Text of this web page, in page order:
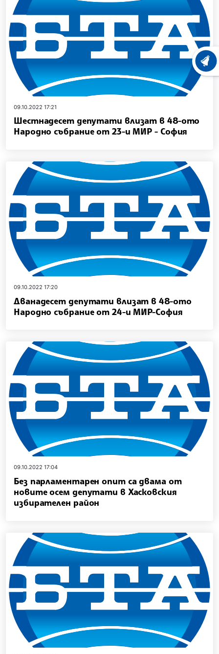
09.10.2022 17:21
Шестнадесет депутати влизат в 48-ото
Народно събрание от 23-и МИР - София
09.10.2022 17:20
Дванадесет депутати влизат в 48-ото
Народно събрание от 24-и МИР-София
09.10.2022 17:04
Без парламентарен опит са двама от
новите осем депутати в Хасковския
избирателен район